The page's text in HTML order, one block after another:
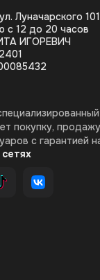
Луначарского 101
с 12 до 20 часов
ИГОРЕВИЧ
покупку,
с гарантией